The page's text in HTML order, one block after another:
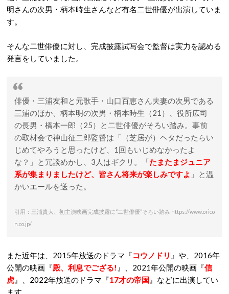
明さんの次男・柄本時生さんなど有名二世俳優が出演していま
す。
そんな二世俳優に対し、完成披露試写会で監督は実力を認める
発言をしていました。
俳優・三浦友和と元歌手・山口百恵さん夫妻の次男である
三浦のほか、柄本明の次男・柄本時生（21）、役所広司
の長男・橋本一郎（25）と二世俳優がそろい踏み。事前
の取材会で神山征二郎監督は「（芝居が）ヘタだったらい
じめてやろうと思ったけど、1回もいじめなかったよ
な？」と冗談めかし、3人はギクリ。「たまたまジュニア
系が集まりましたけど、皆さん将来が楽しみですよ 」と温
かいエールを送った。
引用：三浦貴大、初主演映画完成披露に“二世俳優”そろい踏み https://www.orico
n.co.jp/
また近年は、2015年放送のドラマ『コウノドリ 』や、2016年
公開の映画『殿、利息でござる! 』、2021年公開の映画『信
虎 』、2022年放送のドラマ『17才の帝国 』などに出演してい
ます。